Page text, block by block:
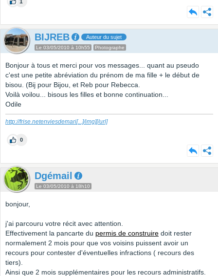
1
BIJREB Auteur du sujet
Le 03/05/2010 à 10h55 Photographe
Bonjour à tous et merci pour vos messages... quant au pseudo
c'est une petite abréviation du prénom de ma fille + le début de
bisou. (Bij pour Bijou, et Reb pour Rebecca.
Voilà voilou... bisous les filles et bonne continuation...
Odile
http://frise.netenviesdemari[...]/img][/url]
0
Dgémail
Le 03/05/2010 à 18h10
bonjour,
j'ai parcouru votre récit avec attention.
Effectivement la pancarte du permis de construire doit rester
normalement 2 mois pour que vos voisins puissent avoir un
recours pour contester d'éventuelles infractions ( recours des
tiers).
Ainsi que 2 mois supplémentaires pour les recours administratifs.